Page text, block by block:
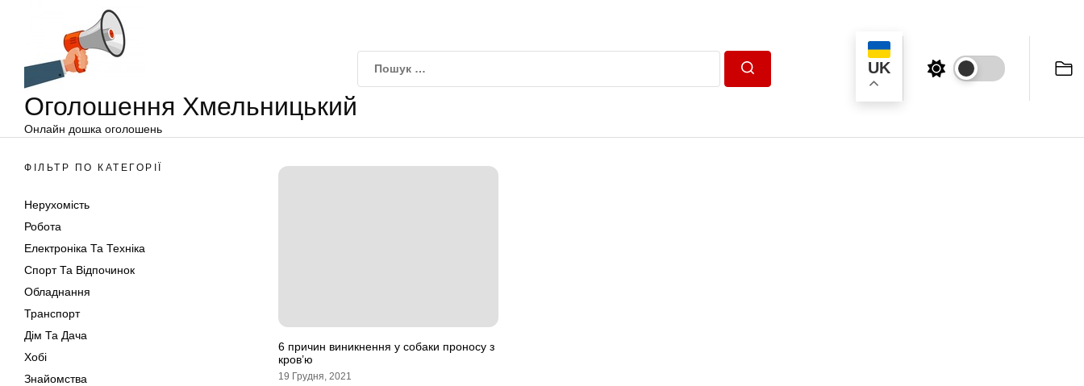
Оголошення Хмельницький
Онлайн дошка оголошень
UK
ФІЛЬТР ПО КАТЕГОРІЇ
Нерухомість
Робота
Електроніка Та Техніка
Спорт Та Відпочинок
Обладнання
Транспорт
Дім Та Дача
Хобі
Знайомства
6 причин виникнення у собаки проносу з
кров’ю
19 Грудня, 2021